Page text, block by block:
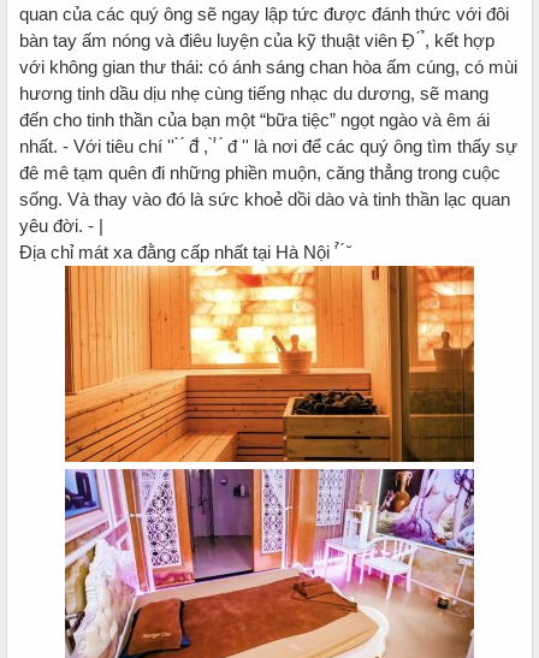
quan của các quý ông sẽ ngay lập tức được đánh thức với đôi
bàn tay ấm nóng và điêu luyện của kỹ thuật viên Đ̣ ́ ̉, kết hợp
với không gian thư thái: có ánh sáng chan hòa ấm cúng, có mùi
hương tinh dầu dịu nhẹ cùng tiếng nhạc du dương, sẽ mang
đến cho tinh thần của bạn một “bữa tiệc” ngọt ngào và êm ái
nhất. - Với tiêu chí '' ̀ ́ đ̂́ , ̛̀ ̀ ́ đ '' là nơi để các quý ông tìm thấy sự
đê mê tạm quên đi những phiền muộn, căng thẳng trong cuộc
sống. Và thay vào đó là sức khoẻ dồi dào và tinh thần lạc quan
yêu đời. - |
Địa chỉ mát xa đằng cấp nhất tại Hà Nội ̛ ̉ ́ ̆